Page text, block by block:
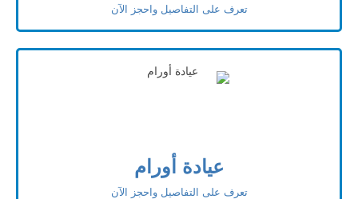
تعرف على التفاصيل واحجز الآن
عيادة أورام
تعرف على التفاصيل واحجز الآن